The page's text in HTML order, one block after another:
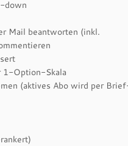
down
Mail beantworten (inkl.
1-Option-Skala
(aktives Abo wird per